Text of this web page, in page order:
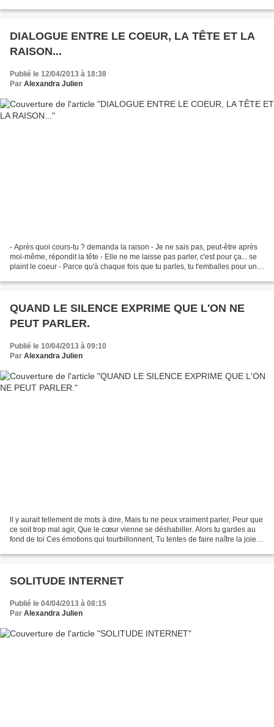
DIALOGUE ENTRE LE COEUR, LA TÊTE ET LA
RAISON...
Publié le 12/04/2013 à 18:38
Par Alexandra Julien
- Après quoi cours-tu ? demanda la raison - Je ne sais pas, peut-être après
moi-même, répondit la tête - Elle ne me laisse pas parler, c'est pour ça... se
plaint le coeur - Parce qu'à chaque fois que tu parles, tu t'emballes pour un
QUAND LE SILENCE EXPRIME QUE L'ON NE
PEUT PARLER.
Publié le 10/04/2013 à 09:10
Par Alexandra Julien
ll y aurait tellement de mots à dire, Mais tu ne peux vraiment parler, Peur que
ce soit trop mal agir, Que le cœur vienne se déshabiller. Alors tu gardes au
fond de toi Ces émotions qui tourbillonnent, Tu tentes de faire naître la joie
SOLITUDE INTERNET
Publié le 04/04/2013 à 08:15
Par Alexandra Julien